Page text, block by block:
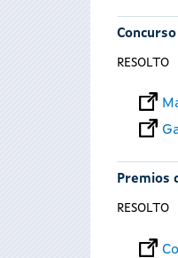
RESOLTO
Premios
RESOLTO